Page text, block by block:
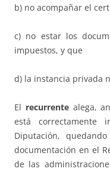
b) no acompañar el
c) no estar los
impuestos, y que
d) la instancia privada
El recurrentealega,
está
Diputación,
documentación en el
de las